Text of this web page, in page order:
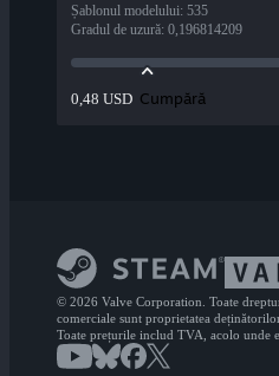
Șablonul modelului: 535
Gradul de uzură: 0,196814209
0,48 USD Cumpără
© 2026 Valve Corporation. Toate
comerciale sunt proprietatea
Toate prețurile includ TVA, acolo unde